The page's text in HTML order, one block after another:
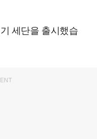
세단을 출시했습